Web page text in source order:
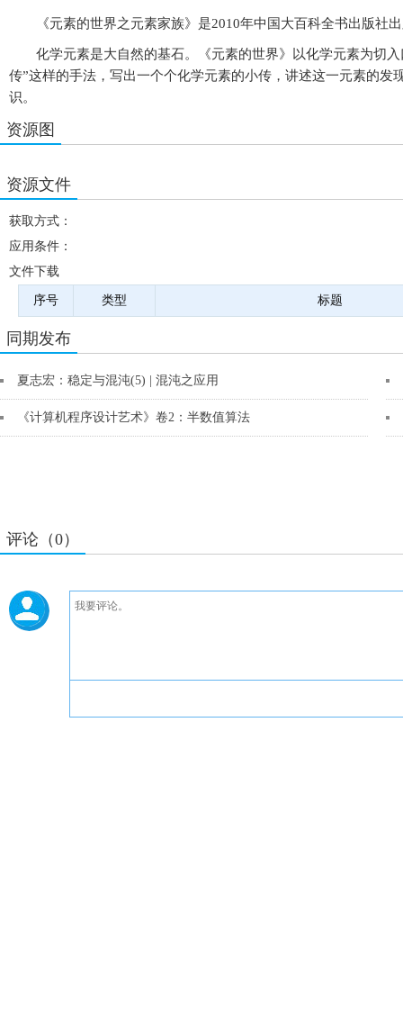
《元素的世界之元素家族》是2010年中国大百科全书出版社出
化学元素是大自然的基石。《元素的世界》以化学元素为切入
传”这样的手法，写出一个个化学元素的小传，讲述这一元素的
识。
资源图
资源文件
获取方式：
应用条件：
文件下载
序号 类型 标题
同期发布
夏志宏：稳定与混沌(5) | 混沌之应用
《计算机程序设计艺术》卷2：半数值算法
评论（0）